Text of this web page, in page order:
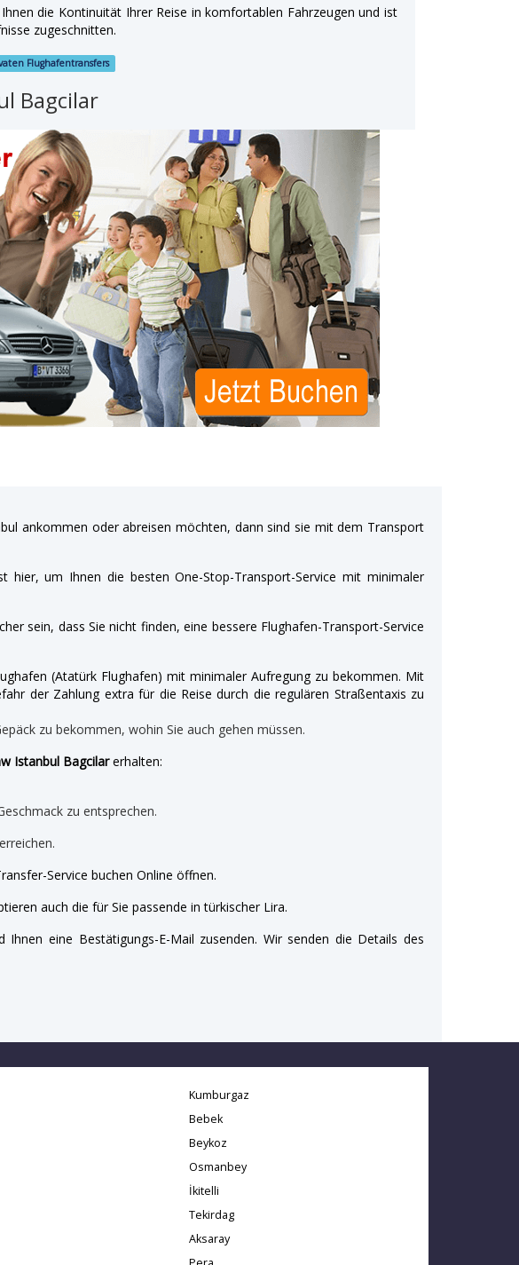
die Kontinuität Ihrer Reise in komfortablen Fahrzeugen und ist
zugeschnitten.
Flughafentransfers
Bagcilar
ankommen oder abreisen möchten, dann sind sie mit dem Transport
hier, um Ihnen die besten One-Stop-Transport-Service mit minimaler
sein, dass Sie nicht finden, eine bessere Flughafen-Transport-Service
(Atatürk Flughafen) mit minimaler Aufregung zu bekommen. Mit
der Zahlung extra für die Reise durch die regulären Straßentaxis zu
zu bekommen, wohin Sie auch gehen müssen.
Istanbul Bagcilarerhalten:
zu entsprechen.
Service buchen Online öffnen.
auch die für Sie passende in türkischer Lira.
eine Bestätigungs-E-Mail zusenden. Wir senden die Details des
Kumburgaz
Bebek
Beykoz
Osmanbey
İkitelli
Tekirdag
Aksaray